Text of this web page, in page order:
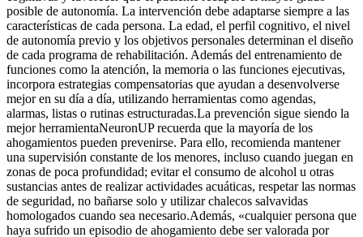
posible de autonomía. La intervención debe adaptarse siempre a las
características de cada persona. La edad, el perfil cognitivo, el nivel
de autonomía previo y los objetivos personales determinan el diseño
de cada programa de rehabilitación. Además del entrenamiento de
funciones como la atención, la memoria o las funciones ejecutivas,
incorpora estrategias compensatorias que ayudan a desenvolverse
mejor en su día a día, utilizando herramientas como agendas,
alarmas, listas o rutinas estructuradas.La prevención sigue siendo la
mejor herramientaNeuronUP recuerda que la mayoría de los
ahogamientos pueden prevenirse. Para ello, recomienda mantener
una supervisión constante de los menores, incluso cuando juegan en
zonas de poca profundidad; evitar el consumo de alcohol u otras
sustancias antes de realizar actividades acuáticas, respetar las normas
de seguridad, no bañarse solo y utilizar chalecos salvavidas
homologados cuando sea necesario.Además, «cualquier persona que
haya sufrido un episodio de ahogamiento debe ser valorada por